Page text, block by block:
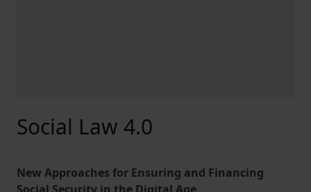
Social Law 4.0
New Approaches for Ensuring and Financing